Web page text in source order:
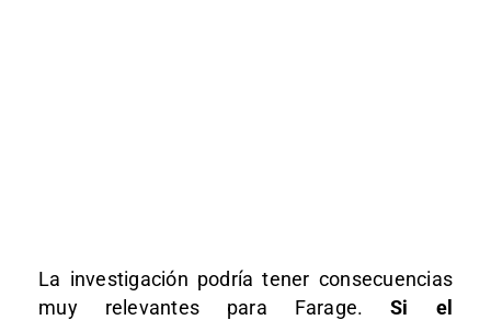
La investigación podría tener consecuencias
muy relevantes para Farage.Si el